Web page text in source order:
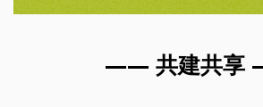
—— 共建共享